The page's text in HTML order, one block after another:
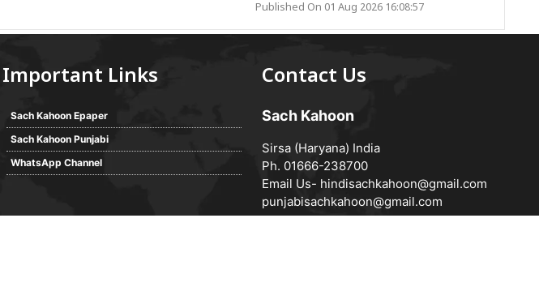
Published On 01 Aug 2026 16:08:57
Important Links
Sach Kahoon Epaper
Sach Kahoon Punjabi
WhatsApp Channel
Contact Us
Sach Kahoon
Sirsa (Haryana) India
Ph. 01666-238700
Email Us- hindisachkahoon@gmail.com
punjabisachkahoon@gmail.com